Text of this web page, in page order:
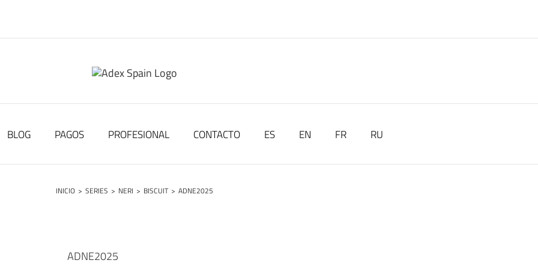
BLOG PAGOS PROFESIONAL CONTACTO ES EN FR RU
INICIO > SERIES > NERI > BISCUIT > ADNE2025
ADNE2025